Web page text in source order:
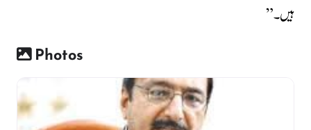
ہیں۔”
Photos